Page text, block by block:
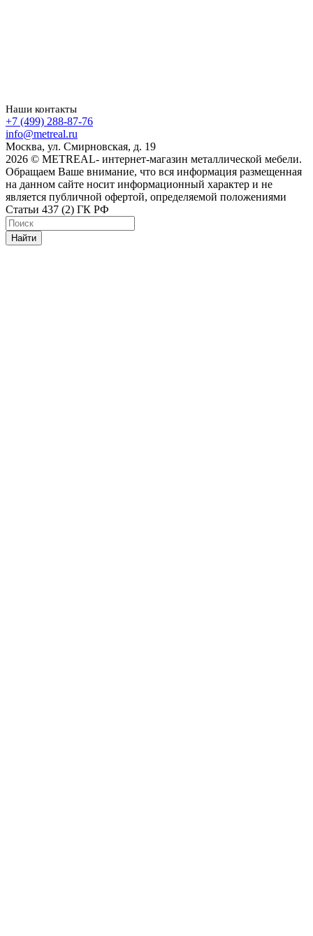
Наши контакты
+7 (499) 288-87-76
info@metreal.ru
Москва, ул. Смирновская, д. 19
2026 © METREAL- интернет-магазин металлической мебели.
Обращаем Ваше внимание, что вся информация размещенная
на данном сайте носит информационный характер и не
является публичной офертой, определяемой положениями
Статьи 437 (2) ГК РФ
Найти